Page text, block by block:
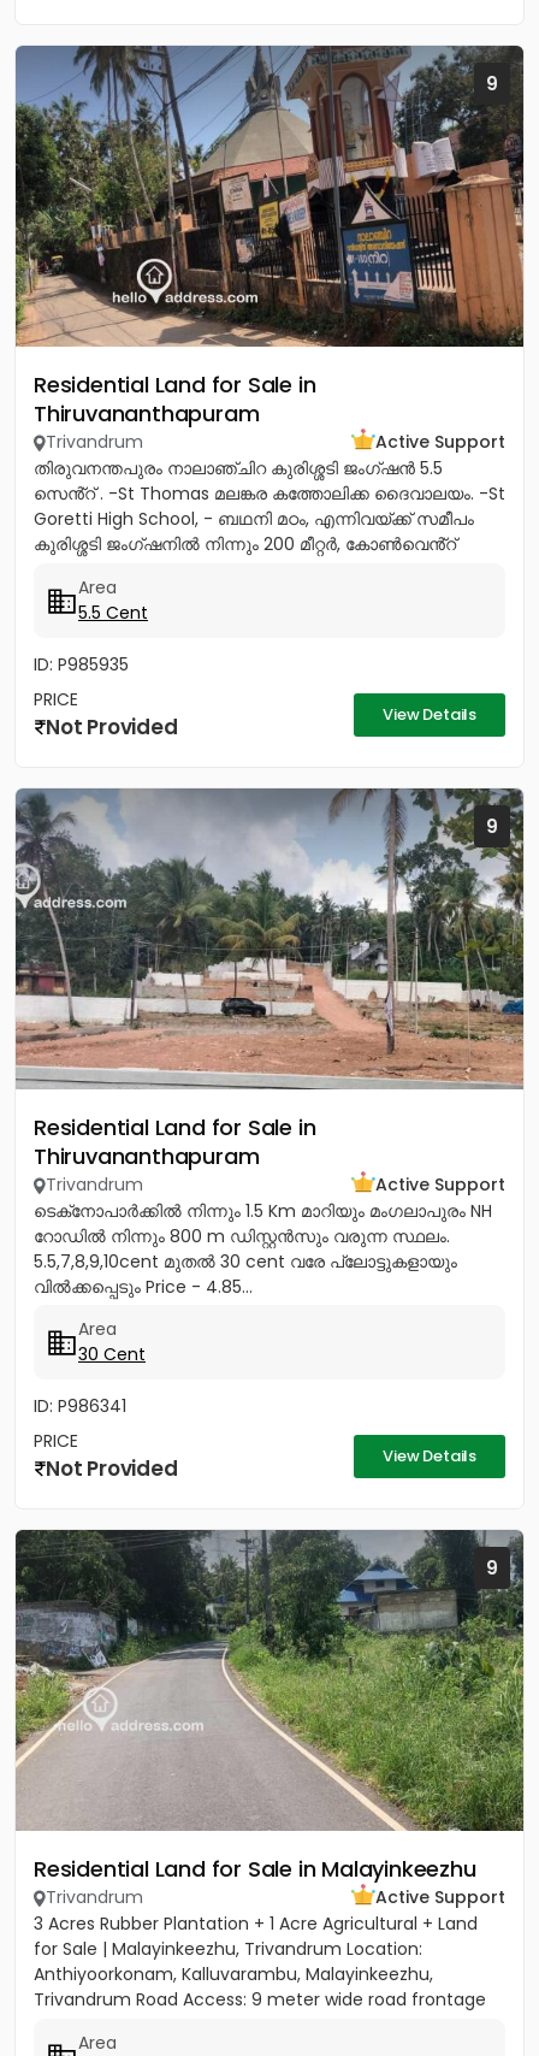
9
Residential Land for Sale in
Thiruvananthapuram
Trivandrum
Active Support
തിരുവനന്തപുരം നാലാഞ്ചിറ കുരിശ്ശടി ജംഗ്ഷൻ 5.5
സെൻ്റ് . -St Thomas മലങ്കര കത്തോലിക്ക ദൈവാലയം. -St
Goretti High School, - ബഥനി മഠം, എന്നിവയ്ക്ക് സമീപം
കുരിശ്ശടി ജംഗ്ഷനിൽ നിന്നും 200 മീറ്റർ, കോൺവെൻ്റ്
Area
5.5 Cent
ID: P985935
PRICE
Not Provided View Details
9
Residential Land for Sale in
Thiruvananthapuram
Trivandrum
Active Support
ടെക്‌നോപാർക്കിൽ നിന്നും 1.5 Km മാറിയും മംഗലാപുരം NH
റോഡിൽ നിന്നും 800 m ഡിസ്റ്റൻസും വരുന്ന സ്ഥലം.
5.5,7,8,9,10cent മുതൽ 30 cent വരേ പ്ലോട്ടുകളായും
വിൽക്കപ്പെടും Price - 4.85...
Area
30 Cent
ID: P986341
PRICE
Not Provided View Details
9
Residential Land for Sale in Malayinkeezhu
Trivandrum
Active Support
3 Acres Rubber Plantation + 1 Acre Agricultural + Land
for Sale | Malayinkeezhu, Trivandrum Location:
Anthiyoorkonam, Kalluvarambu, Malayinkeezhu,
Trivandrum Road Access: 9 meter wide road frontage
Area